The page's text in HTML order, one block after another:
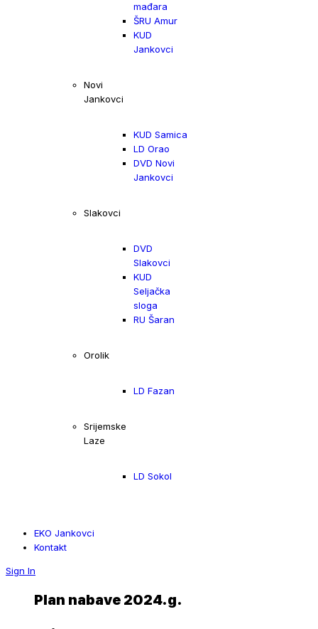
mađara
ŠRU Amur
KUD
Jankovci
Novi
Jankovci
KUD Samica
LD Orao
DVD Novi
Jankovci
Slakovci
DVD
Slakovci
KUD
Seljačka
sloga
RU Šaran
Orolik
LD Fazan
Srijemske
Laze
LD Sokol
EKO Jankovci
Kontakt
Sign In
Plan nabave 2024.g.